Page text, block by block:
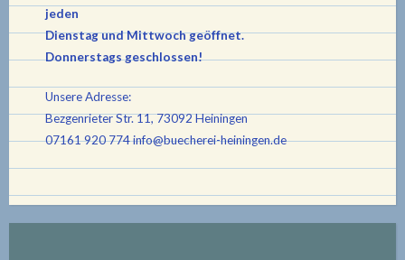
jeden
Dienstag und Mittwoch geöffnet.
Donnerstags geschlossen!
Unsere Adresse:
Bezgenrieter Str. 11, 73092 Heiningen
07161 920 774info@buecherei-heiningen.de